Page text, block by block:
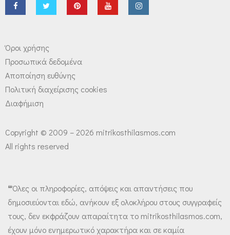
Όροι χρήσης
Προσωπικά δεδομένα
Αποποίηση ευθύνης
Πολιτική διαχείρισης cookies
Διαφήμιση
Copyright © 2009 – 2026 mitrikosthilasmos.com
All rights reserved
❝Όλες οι πληροφορίες, απόψεις και απαντήσεις που
δημοσιεύονται εδώ, ανήκουν εξ ολοκλήρου στους συγγραφείς
τους, δεν εκφράζουν απαραίτητα το mitrikosthilasmos.com,
έχουν μόνο ενημερωτικό χαρακτήρα και σε καμία